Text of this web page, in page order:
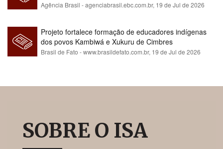
Agência Brasil - agenciabrasil.ebc.com.br, 19 de Jul de 2026
Projeto fortalece formação de educadores indígenas
dos povos Kambiwá e Xukuru de Cimbres
Brasil de Fato - www.brasildefato.com.br, 19 de Jul de 2026
SOBRE O ISA